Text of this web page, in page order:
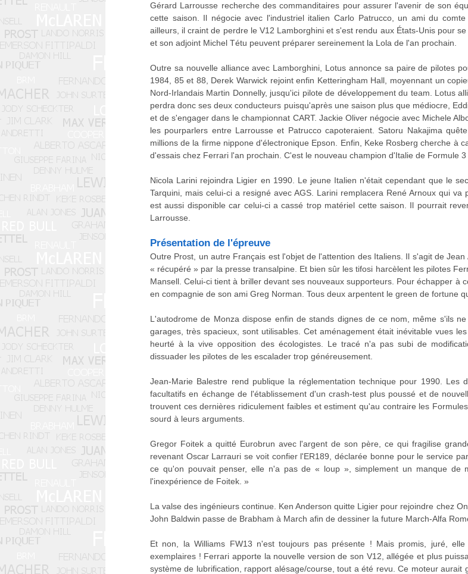
Gérard Larrousse recherche des commanditaires pour assurer l'avenir de son
cette saison. Il négocie avec l'industriel italien Carlo Patrucco, un ami du
ailleurs, il craint de perdre le V12 Lamborghini et s'est rendu aux États-Unis pour
et son adjoint Michel Tétu peuvent préparer sereinement la Lola de l'an prochain.
Outre sa nouvelle alliance avec Lamborghini, Lotus annonce sa paire de pilotes
1984, 85 et 88, Derek Warwick rejoint enfin Ketteringham Hall, moyennant un
Nord-Irlandais Martin Donnelly, jusqu'ici pilote de développement du team. Lotus
perdra donc ses deux conducteurs puisqu'après une saison plus que médiocre,
et de s'engager dans le championnat CART. Jackie Oliver négocie avec Michele
les pourparlers entre Larrousse et Patrucco capoteraient. Satoru Nakajima
millions de la firme nippone d'électronique Epson. Enfin, Keke Rosberg cherche à
d'essais chez Ferrari l'an prochain. C'est le nouveau champion d'Italie de Formule
Nicola Larini rejoindra Ligier en 1990. Le jeune Italien n'était cependant que le
Tarquini, mais celui-ci a resigné avec AGS. Larini remplacera René Arnoux qui
est aussi disponible car celui-ci a cassé trop matériel cette saison. Il pourrait
Larrousse.
Présentation de l'épreuve
Outre Prost, un autre Français est l'objet de l'attention des Italiens. Il s'agit de
« récupéré » par la presse transalpine. Et bien sûr les tifosi harcèlent les pilotes
Mansell. Celui-ci tient à briller devant ses nouveaux supporteurs. Pour échapper à
en compagnie de son ami Greg Norman. Tous deux arpentent le green de fortune
L'autodrome de Monza dispose enfin de stands dignes de ce nom, même s'ils
garages, très spacieux, sont utilisables. Cet aménagement était inévitable vues
heurté à la vive opposition des écologistes. Le tracé n'a pas subi de
dissuader les pilotes de les escalader trop généreusement.
Jean-Marie Balestre rend publique la réglementation technique pour 1990. Les
facultatifs en échange de l'établissement d'un crash-test plus poussé et de
trouvent ces dernières ridiculement faibles et estiment qu'au contraire les
sourd à leurs arguments.
Gregor Foitek a quitté Eurobrun avec l'argent de son père, ce qui fragilise
revenant Oscar Larrauri se voit confier l'ER189, déclarée bonne pour le service
ce qu'on pouvait penser, elle n'a pas de « loup », simplement un manque de
l'inexpérience de Foitek. »
La valse des ingénieurs continue. Ken Anderson quitte Ligier pour rejoindre chez
John Baldwin passe de Brabham à March afin de dessiner la future March-Alfa
Et non, la Williams FW13 n'est toujours pas présente ! Mais promis, juré,
exemplaires ! Ferrari apporte la nouvelle version de son V12, allégée et plus
système de lubrification, rapport alésage/course, tout a été revu. Ce moteur aurait